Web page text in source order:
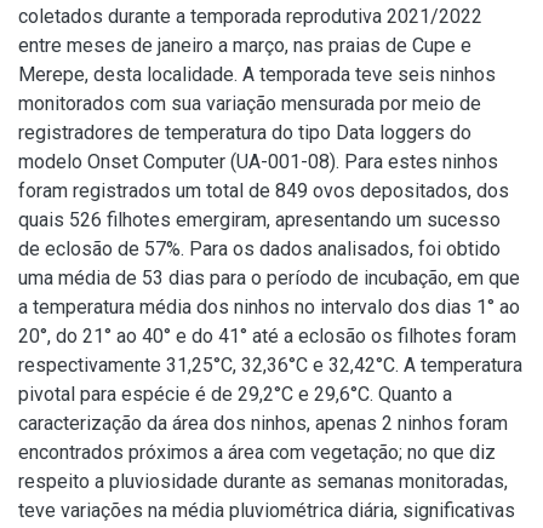
coletados durante a temporada reprodutiva 2021/2022
entre meses de janeiro a março, nas praias de Cupe e
Merepe, desta localidade. A temporada teve seis ninhos
monitorados com sua variação mensurada por meio de
registradores de temperatura do tipo Data loggers do
modelo Onset Computer (UA-001-08). Para estes ninhos
foram registrados um total de 849 ovos depositados, dos
quais 526 filhotes emergiram, apresentando um sucesso
de eclosão de 57%. Para os dados analisados, foi obtido
uma média de 53 dias para o período de incubação, em que
a temperatura média dos ninhos no intervalo dos dias 1° ao
20°, do 21° ao 40° e do 41° até a eclosão os filhotes foram
respectivamente 31,25°C, 32,36°C e 32,42°C. A temperatura
pivotal para espécie é de 29,2°C e 29,6°C. Quanto a
caracterização da área dos ninhos, apenas 2 ninhos foram
encontrados próximos a área com vegetação; no que diz
respeito a pluviosidade durante as semanas monitoradas,
teve variações na média pluviométrica diária, significativas